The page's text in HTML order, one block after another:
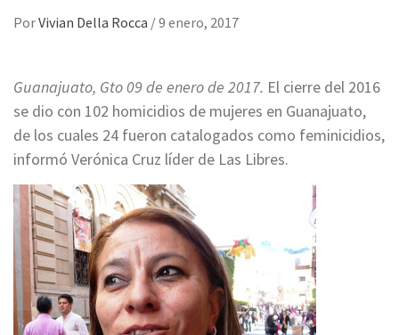
PorVivian Della Rocca /9 enero, 2017
Guanajuato, Gto 09 de enero de 2017. El cierre del 2016
se dio con 102 homicidios de mujeres en Guanajuato,
de los cuales 24 fueron catalogados como feminicidios,
informó Verónica Cruz líder de Las Libres.